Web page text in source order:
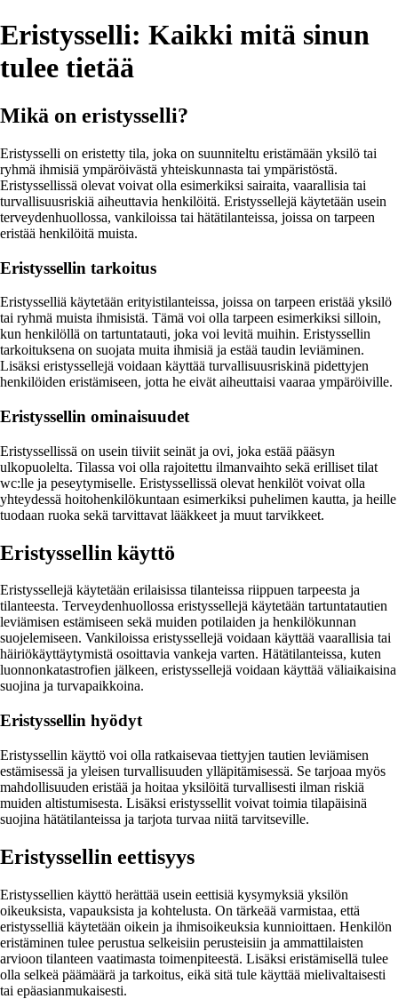
Eristysselli: Kaikki mitä sinun
tulee tietää
Mikä on eristysselli?
Eristysselli on eristetty tila, joka on suunniteltu eristämään yksilö tai
ryhmä ihmisiä ympäröivästä yhteiskunnasta tai ympäristöstä.
Eristyssellissä olevat voivat olla esimerkiksi sairaita, vaarallisia tai
turvallisuusriskiä aiheuttavia henkilöitä. Eristyssellejä käytetään usein
terveydenhuollossa, vankiloissa tai hätätilanteissa, joissa on tarpeen
eristää henkilöitä muista.
Eristyssellin tarkoitus
Eristysselliä käytetään erityistilanteissa, joissa on tarpeen eristää yksilö
tai ryhmä muista ihmisistä. Tämä voi olla tarpeen esimerkiksi silloin,
kun henkilöllä on tartuntatauti, joka voi levitä muihin. Eristyssellin
tarkoituksena on suojata muita ihmisiä ja estää taudin leviäminen.
Lisäksi eristyssellejä voidaan käyttää turvallisuusriskinä pidettyjen
henkilöiden eristämiseen, jotta he eivät aiheuttaisi vaaraa ympäröiville.
Eristyssellin ominaisuudet
Eristyssellissä on usein tiiviit seinät ja ovi, joka estää pääsyn
ulkopuolelta. Tilassa voi olla rajoitettu ilmanvaihto sekä erilliset tilat
wc:lle ja peseytymiselle. Eristyssellissä olevat henkilöt voivat olla
yhteydessä hoitohenkilökuntaan esimerkiksi puhelimen kautta, ja heille
tuodaan ruoka sekä tarvittavat lääkkeet ja muut tarvikkeet.
Eristyssellin käyttö
Eristyssellejä käytetään erilaisissa tilanteissa riippuen tarpeesta ja
tilanteesta. Terveydenhuollossa eristyssellejä käytetään tartuntatautien
leviämisen estämiseen sekä muiden potilaiden ja henkilökunnan
suojelemiseen. Vankiloissa eristyssellejä voidaan käyttää vaarallisia tai
häiriökäyttäytymistä osoittavia vankeja varten. Hätätilanteissa, kuten
luonnonkatastrofien jälkeen, eristyssellejä voidaan käyttää väliaikaisina
suojina ja turvapaikkoina.
Eristyssellin hyödyt
Eristyssellin käyttö voi olla ratkaisevaa tiettyjen tautien leviämisen
estämisessä ja yleisen turvallisuuden ylläpitämisessä. Se tarjoaa myös
mahdollisuuden eristää ja hoitaa yksilöitä turvallisesti ilman riskiä
muiden altistumisesta. Lisäksi eristyssellit voivat toimia tilapäisinä
suojina hätätilanteissa ja tarjota turvaa niitä tarvitseville.
Eristyssellin eettisyys
Eristyssellien käyttö herättää usein eettisiä kysymyksiä yksilön
oikeuksista, vapauksista ja kohtelusta. On tärkeää varmistaa, että
eristysselliä käytetään oikein ja ihmisoikeuksia kunnioittaen. Henkilön
eristäminen tulee perustua selkeisiin perusteisiin ja ammattilaisten
arvioon tilanteen vaatimasta toimenpiteestä. Lisäksi eristämisellä tulee
olla selkeä päämäärä ja tarkoitus, eikä sitä tule käyttää mielivaltaisesti
tai epäasianmukaisesti.